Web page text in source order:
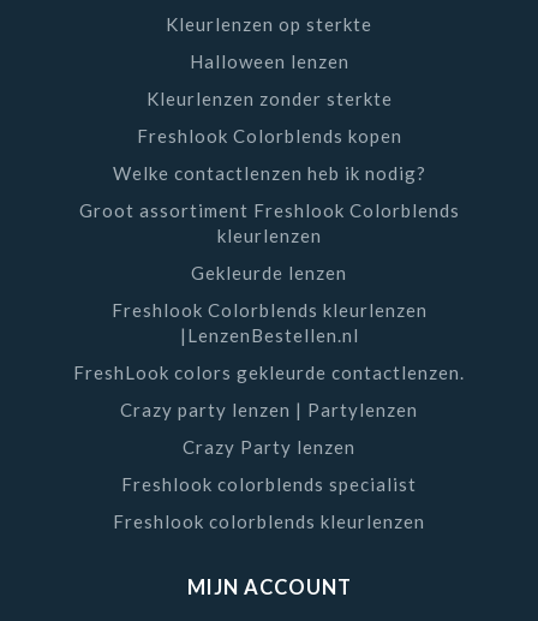
Lenzenbestellen.nl heeft een breed aanbod
verschillende soorten lenzen. Wij hebben lenzen van A-
merken zoals Alcon, Alcon, CooperVision en Optiview.
Naast correctie lenzen en kleurlenzen vindt u bij ons
ook aan groot assortiment aan feestlenzen. Deze
zijn uitermate geschikt voor bijvoorbeeld
Halloweenof Carnaval. Wilt u online lenzen bestellen?
Bestel deze dan eenvoudig bij decontactspecialist
van Nederland.
Kleurlenzen op sterkte
Halloween lenzen
Kleurlenzen zonder sterkte
Freshlook Colorblends kopen
Welke contactlenzen heb ik nodig?
Groot assortiment Freshlook Colorblends
kleurlenzen
Gekleurde lenzen
Freshlook Colorblends kleurlenzen
|LenzenBestellen.nl
FreshLook colors gekleurde contactlenzen.
Crazy party lenzen | Partylenzen
Crazy Party lenzen
Freshlook colorblends specialist
Freshlook colorblends kleurlenzen
MIJN ACCOUNT